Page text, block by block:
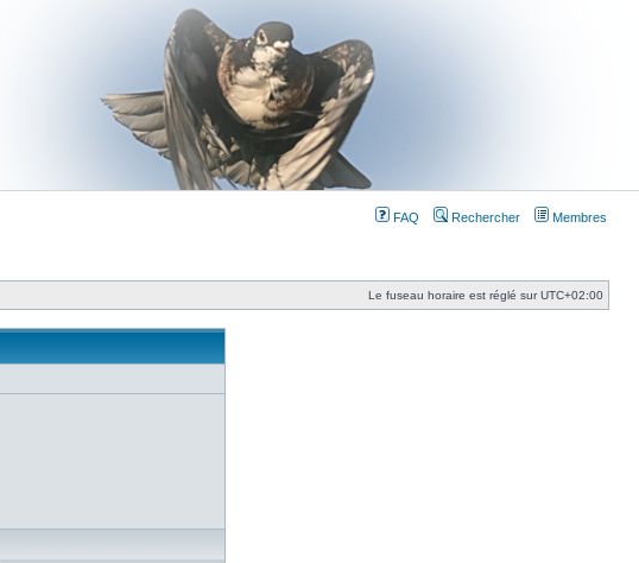
FAQ Rechercher Membres
Le fuseau horaire est réglé surUTC+02:00